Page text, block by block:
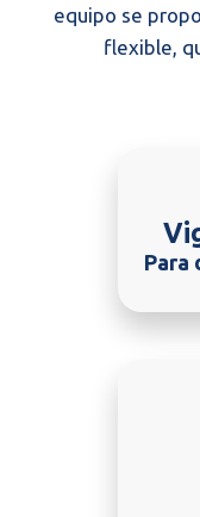
equipo se
flexible,
Para